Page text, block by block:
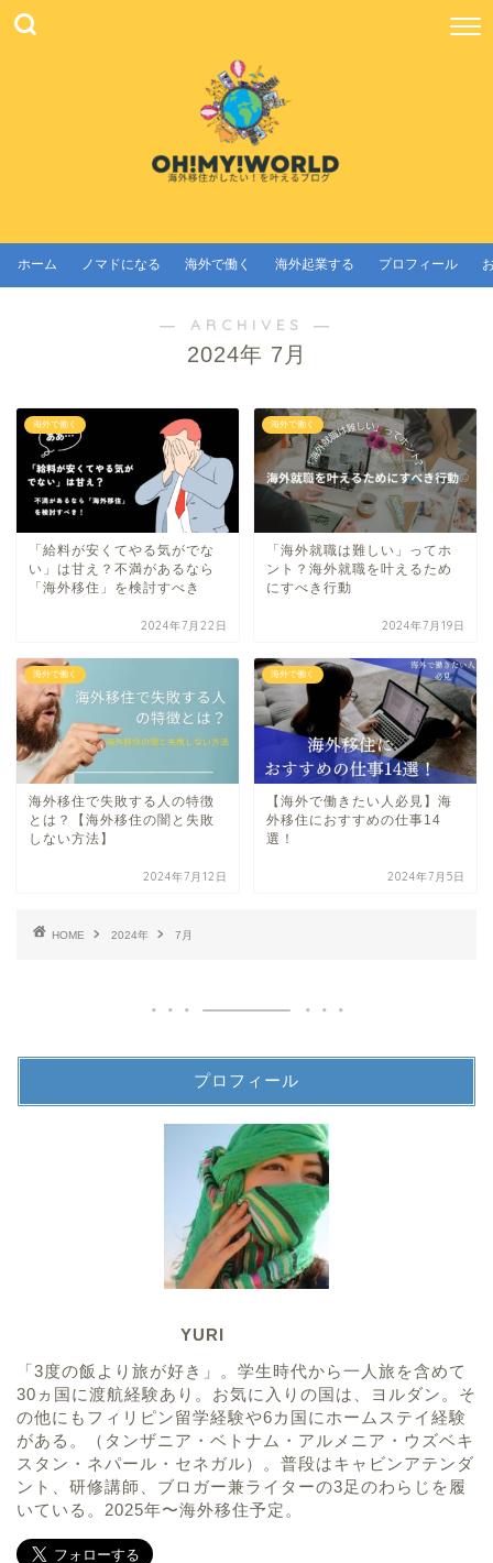
ホーム ノマドになる 海外で働く 海外起業する プロフィール
― ARCHIVES ―
2024年 7月
海外で働く
「給料が安くてやる気がでな
い」は甘え？不満があるなら
「海外移住」を検討すべき
2024年7月22日
海外で働く
「海外就職は難しい」ってホ
ント？海外就職を叶えるため
にすべき行動
2024年7月19日
海外で働く
海外移住で失敗する人の特徴
とは？【海外移住の闇と失敗
しない方法】
2024年7月12日
海外で働く
【海外で働きたい人必見】海
外移住におすすめの仕事14
選！
2024年7月5日
HOME 2024年 7月
プロフィール
YURI
「3度の飯より旅が好き」。学生時代から一人旅を含めて
30ヵ国に渡航経験あり。お気に入りの国は、ヨルダン。そ
の他にもフィリピン留学経験や6カ国にホームステイ経験
がある。（タンザニア・ベトナム・アルメニア・ウズベキ
スタン・ネパール・セネガル）。普段はキャビンアテンダ
ント、研修講師、ブロガー兼ライターの3足のわらじを履
いている。2025年〜海外移住予定。